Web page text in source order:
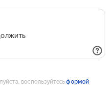
воспользуйтесьформой